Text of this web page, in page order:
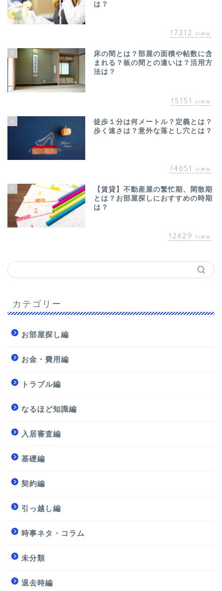
は？
17212 view
5
床の間とは？部屋の面積や帖数に含
まれる？板の間との違いは？活用方
法は？
15151 view
6
徒歩１分は何メートル？定義とは？
歩く速さは？意外な落とし穴とは？
14651 view
7
【賃貸】不動産屋の繁忙期、閑散期
とは？お部屋探しにおすすめの時期
は？
12629 view
カテゴリー
お部屋探し編
お金・費用編
トラブル編
なるほど知識編
入居審査編
基礎編
契約編
引っ越し編
時事ネタ・コラム
未分類
退去時編